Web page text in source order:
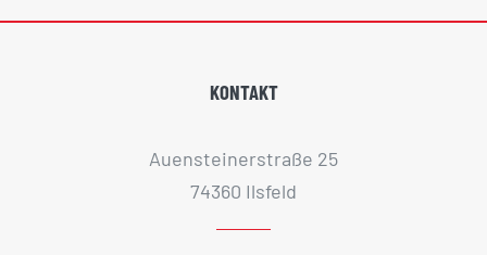
KONTAKT
Auensteinerstraße 25
74360 Ilsfeld